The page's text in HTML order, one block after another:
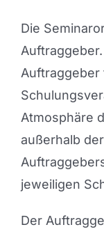
Die
Atmosphäre
außerhalb
jeweiligen
Der